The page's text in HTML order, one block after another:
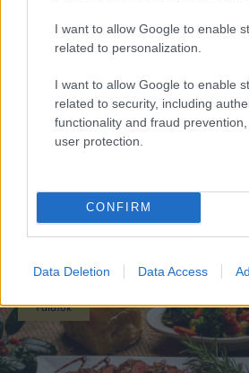
I want to allow Google to enable
related to personalization.
I want to allow Google to enable
related to security, including
functionality and fraud
user protection.
CONFIRM
Data Deletion Data Access
EZEK IS
Falatok